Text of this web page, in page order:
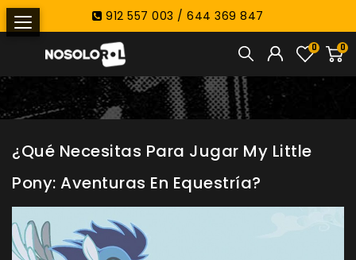
912 557 003 / 644 369 847
0
0
¿Qué Necesitas Para Jugar My Little
Pony: Aventuras En Equestría?